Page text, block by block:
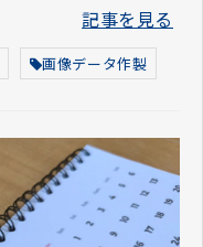
記事を見る
画像データ作製